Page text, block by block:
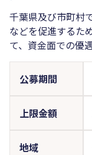
千葉県及び市町村
などを促進するた
て、資金面での優
公募期間
上限金額
地域